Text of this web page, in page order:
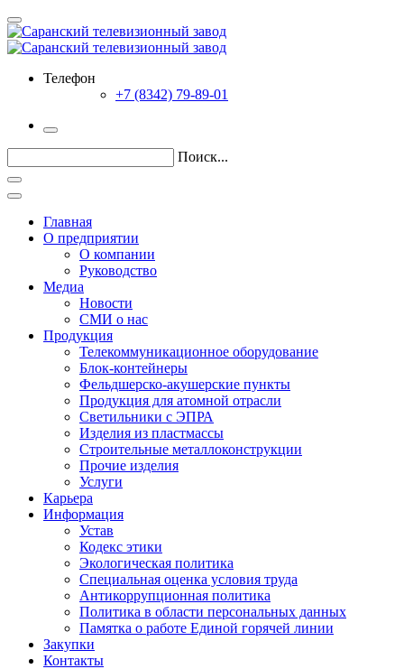
Телефон
+7 (8342) 79-89-01
Поиск...
Главная
О предприятии
О компании
Руководство
Медиа
Новости
СМИ о нас
Продукция
Телекоммуникационное оборудование
Блок-контейнеры
Фельдшерско-акушерские пункты
Продукция для атомной отрасли
Светильники с ЭПРА
Изделия из пластмассы
Строительные металлоконструкции
Прочие изделия
Услуги
Карьера
Информация
Устав
Кодекс этики
Экологическая политика
Специальная оценка условия труда
Антикоррупционная политика
Политика в области персональных данных
Памятка о работе Единой горячей линии
Закупки
Контакты